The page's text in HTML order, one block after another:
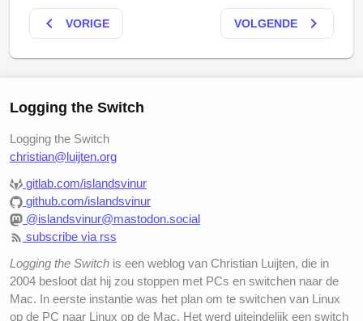
keyboard_arrow_left VORIGE VOLGENDE keyboard_arrow_right
Logging the Switch
Logging the Switch
christian@luijten.org
gitlab.com/islandsvinur
github.com/islandsvinur
@islandsvinur@mastodon.social
subscribe via rss
Logging the Switch is een weblog van Christian Luijten, die in
2004 besloot dat hij zou stoppen met PCs en switchen naar de
Mac. In eerste instantie was het plan om te switchen van Linux
op de PC naar Linux op de Mac. Het werd uiteindelijk een switch